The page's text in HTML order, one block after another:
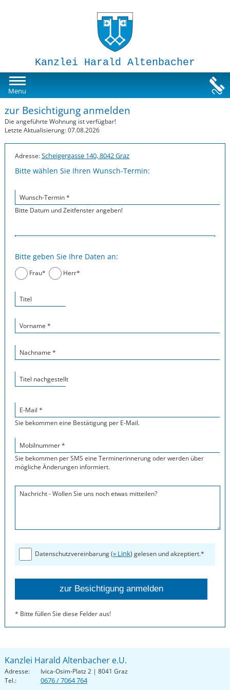
Kanzlei Harald Altenbacher
Menu
Susi-Sorglos Anlegerwohnungen
Impressum
zur Besichtigung anmelden
Die angeführte Wohnung ist verfügbar!
Letzte Aktualisierung: 07.08.2026
Adresse:Scheigergasse 140, 8042 Graz
Bitte wählen Sie Ihren Wunsch-Termin:
Wunsch-Termin *
Bitte Datum und Zeitfenster angeben!
Bitte geben Sie Ihre Daten an:
Frau* Herr*
Titel
Vorname *
Nachname *
Titel nachgestellt
E-Mail *
Sie bekommen eine Bestätigung per E-Mail.
Mobilnummer *
Sie bekommen per SMS eine Terminerinnerung oder werden über
mögliche Änderungen informiert.
Nachricht - Wollen Sie uns noch etwas mitteilen?
Datenschutzvereinbarung (» Link) gelesen und akzeptiert.*
* Bitte füllen Sie diese Felder aus!
Kanzlei Harald Altenbacher e.U.
Adresse:
Ivica-Osim-Platz 2 | 8041 Graz
Tel.:
0676 / 7064 764